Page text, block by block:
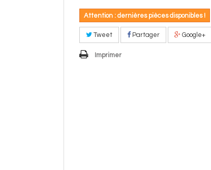
Attention : dernières pièces disponibles !
Tweet Partager Google+
Imprimer